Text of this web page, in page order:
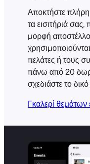
Αποκτήστε
τα εισιτήριά
μορφή
πελάτες ή τους
πάνω από 20
σχεδιάστε το
Γκαλερί θεμάτων